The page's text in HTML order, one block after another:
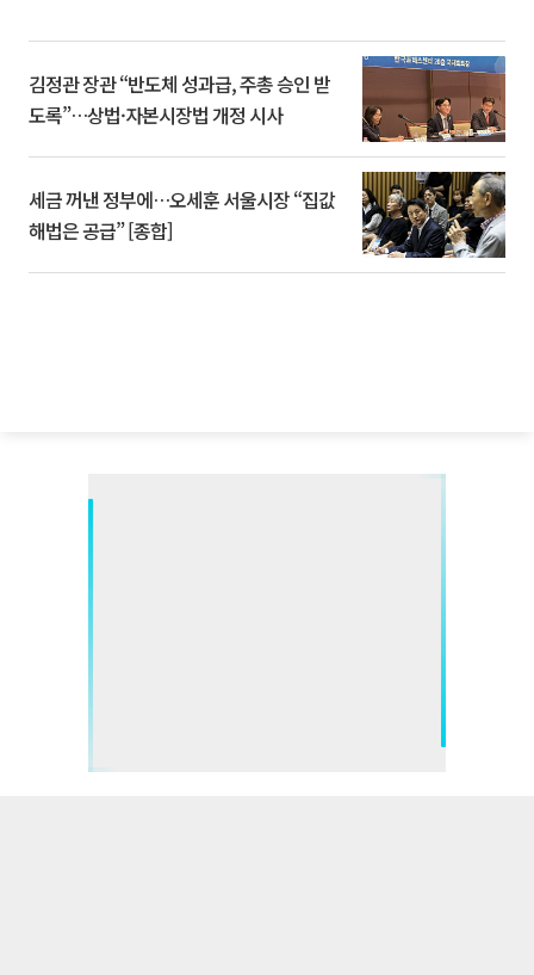
김정관 장관 “반도체 성과급, 주총 승인 받
도록”…상법·자본시장법 개정 시사
세금 꺼낸 정부에…오세훈 서울시장 “집값
해법은 공급” [종합]